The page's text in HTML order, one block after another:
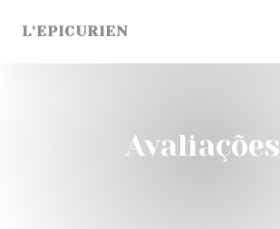
L'EPICURIEN
Avaliações